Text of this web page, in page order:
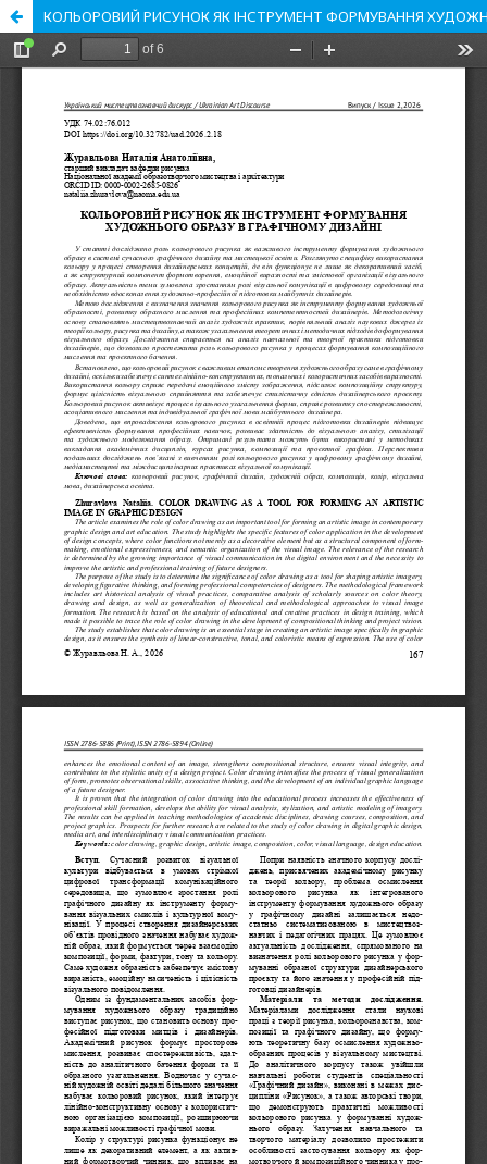
КОЛЬОРОВИЙ РИСУНОК ЯК ІНСТРУМЕНТ ФОРМУВАННЯ